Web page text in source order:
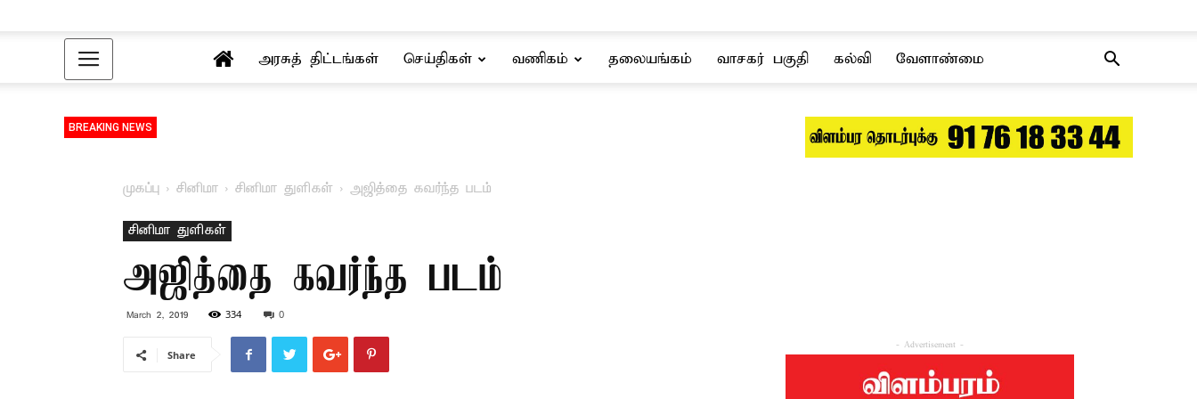
அரசுத் திட்டங்கள் செய்திகள் வணிகம் தலையங்கம் வாசகர் பகுதி கல்வி வேளாண்மை
BREAKING NEWS
முகப்பு சினிமா சினிமா துளிகள் அஜித்தை கவர்ந்த படம்
சினிமா துளிகள்
அஜித்தை கவர்ந்த படம்
March 2, 2019 334 0
Share
- Advertisement -